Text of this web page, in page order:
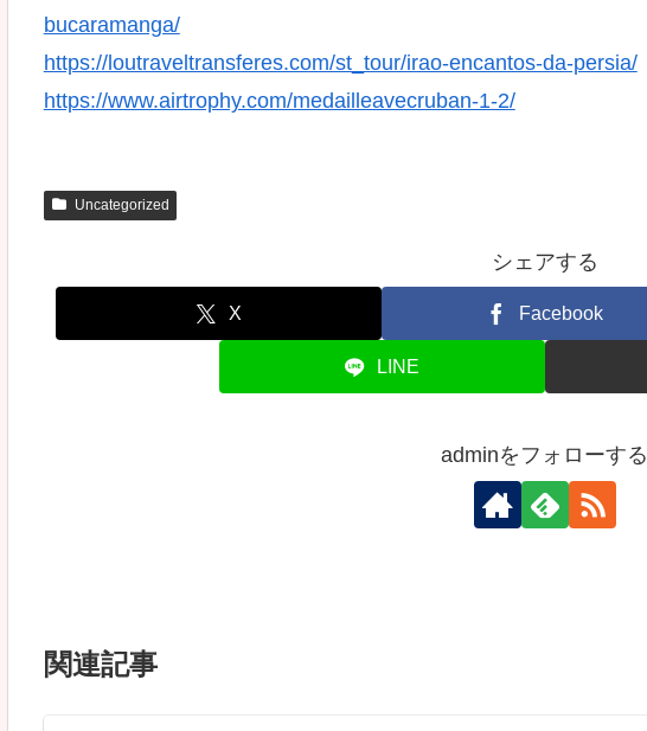
bucaramanga/
https://loutraveltransferes.com/st_tour/irao-encantos-da-persia/
https://www.airtrophy.com/medailleavecruban-1-2/
Uncategorized
シェアする
X Facebook
LINE
adminをフォローする
関連記事